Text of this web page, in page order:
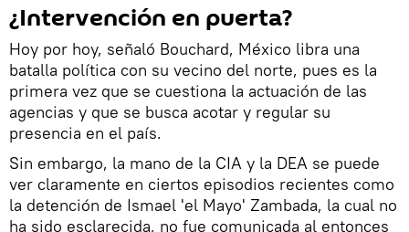
¿Intervención en puerta?
Hoy por hoy, señaló Bouchard, México libra una
batalla política con su vecino del norte, pues es la
primera vez que se cuestiona la actuación de las
agencias y que se busca acotar y regular su
presencia en el país.
Sin embargo, la mano de la CIA y la DEA se puede
ver claramente en ciertos episodios recientes como
la detención de Ismael 'el Mayo' Zambada, la cual no
ha sido esclarecida, no fue comunicada al entonces